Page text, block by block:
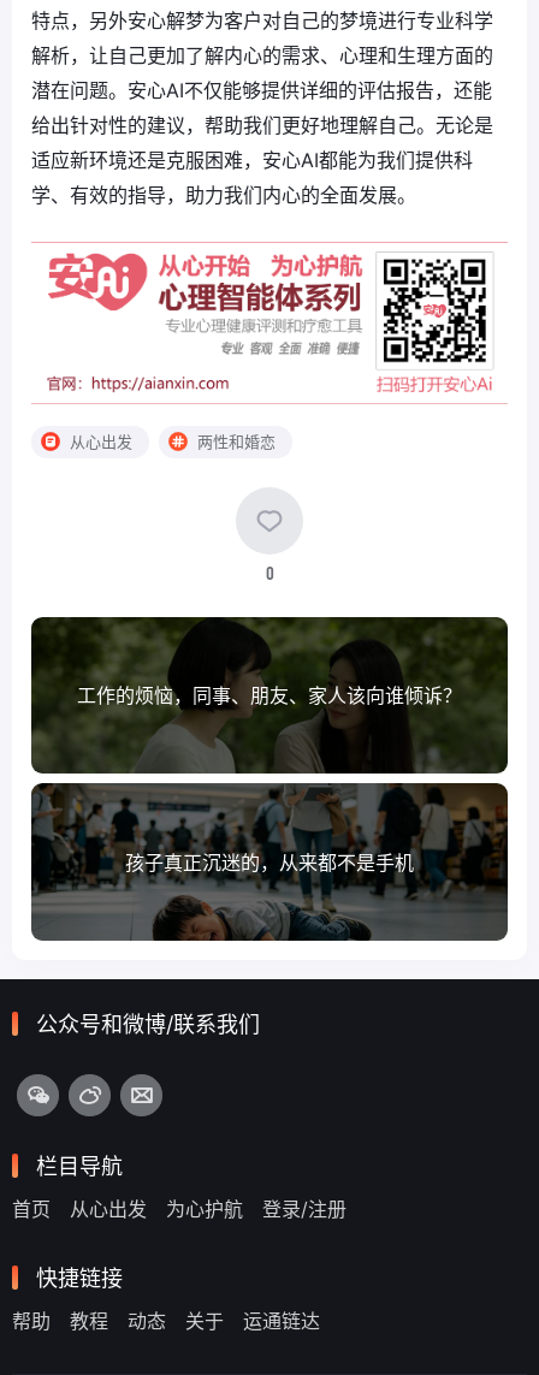
特点，另外安心解梦为客户对自己的梦境进行专业科学
解析，让自己更加了解内心的需求、心理和生理方面的
潜在问题。安心AI不仅能够提供详细的评估报告，还能
给出针对性的建议，帮助我们更好地理解自己。无论是
适应新环境还是克服困难，安心AI都能为我们提供科
学、有效的指导，助力我们内心的全面发展。
从心出发 两性和婚恋
0
工作的烦恼，同事、朋友、家人该向谁倾诉？
孩子真正沉迷的，从来都不是手机
公众号和微博/联系我们
栏目导航
首页 从心出发 为心护航 登录/注册
快捷链接
帮助 教程 动态 关于 运通链达